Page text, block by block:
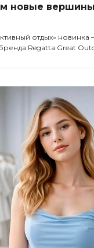
новые
отдых» новинка
Regatta Great